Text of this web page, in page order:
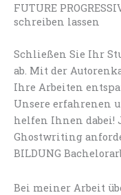
FUTURE
schreiben lassen
Schließen Sie Ihr
ab. Mit der
Ihre Arbeiten
Unsere erfahrenen
helfen Ihnen dabei!
Ghostwriting
BILDUNG
Bei meiner Arbeit